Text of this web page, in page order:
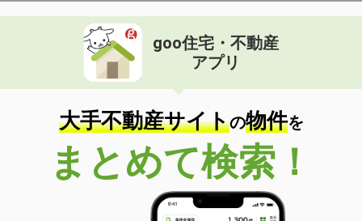
goo住宅・不動産
アプリ
大手不動産サイトの物件を
まとめて検索！